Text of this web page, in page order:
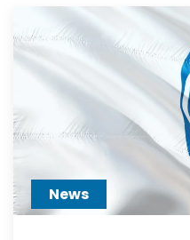
News